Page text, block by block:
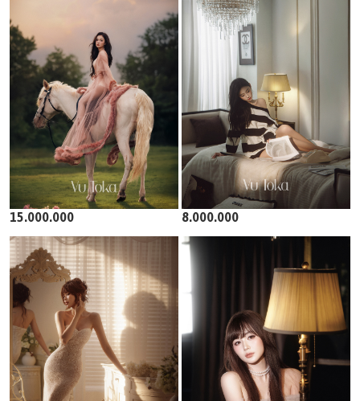
15.000.000 8.000.000